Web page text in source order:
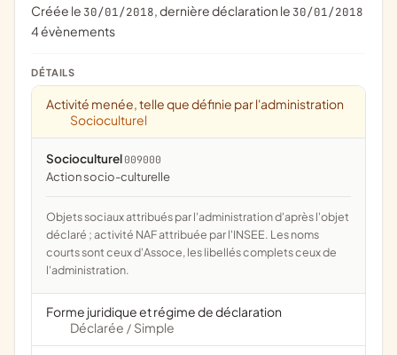
Créée le 30/01/2018, dernière déclaration le 30/01/2018
4 évènements
DÉTAILS
Activité menée, telle que définie par l'administration
Socioculturel
Socioculturel 009000
action socio-culturelle
Objets sociaux attribués par l'administration d'après l'objet
déclaré ; activité NAF attribuée par l'INSEE. Les noms
courts sont ceux d'Assoce, les libellés complets ceux de
l'administration.
Forme juridique et régime de déclaration
Déclarée / Simple